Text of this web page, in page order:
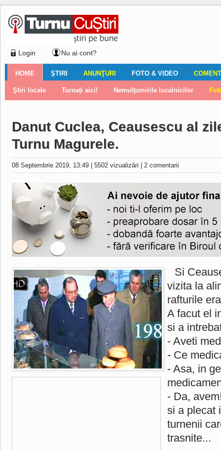
Login Nu ai cont?
HOME
Ştiri locale Turnaţi aici! Nemulţumirile localnicilor
ŞTIRI
Ştiri locale Ştiri din ţară Financiar Editorial
ANUNŢURI
Imobiliare Auto Închirieri Vânzări Locuri de muncă
FOTO & VIDEO
Galerii Foto Galerii video
Comentariul zilei
Danut Cuclea, Ceausescu al
Turnu Magurele.
08 Septembrie 2019, 13:49 5502 vizualizări 2 comentarii
Si
vizita la
rafturile
A facut el
si a
- Aveti
- Ce
- Asa, in
- Da,
si a plecat
turnenii
trasnite...